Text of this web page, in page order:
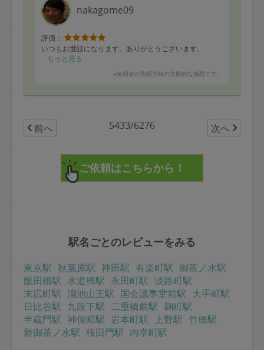
nakagome09
評価：
いつもお世話になります。ありがとうございます。
もっと見る
※依頼者の依頼当時の主観的な感想です。
前へ 5433/6276 次へ
駅名ごとのレビューをみる
東京駅 秋葉原駅 神田駅 有楽町駅 御茶ノ水駅
飯田橋駅 水道橋駅 永田町駅 淡路町駅
末広町駅 溜池山王駅 国会議事堂前駅 大手町駅
日比谷駅 九段下駅 二重橋前駅 麹町駅
半蔵門駅 神保町駅 岩本町駅 上野駅 竹橋駅
新御茶ノ水駅 桜田門駅 内幸町駅